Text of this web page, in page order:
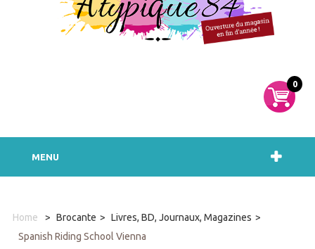
0
MENU
Home > Brocante > Livres, BD, Journaux, Magazines >
Spanish Riding School Vienna